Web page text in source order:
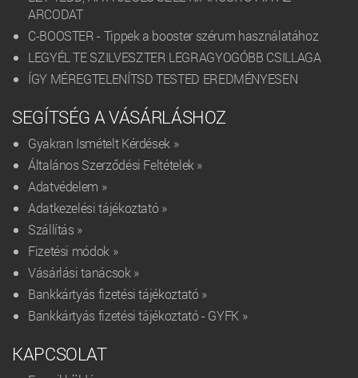
ARCODAT
C-BOOSTER - Tippek a booster szérum használatához
LEGYÉL TE SZILVESZTER LEGRAGYOGÓBB CSILLAGA
ÍGY MÉREGTELENÍTSD TESTED EREDMÉNYESEN
SEGÍTSÉG A VÁSÁRLÁSHOZ
Gyakran Ismételt Kérdések »
Általános Szerződési Feltételek »
Adatvédelem »
Adatkezelési tájékoztató »
Szállítás »
Fizetési módok »
Vásárlási tanácsok »
Bankkártyás fizetési tájékoztató »
Bankkártyás fizetési tájékoztató - GYFK »
KAPCSOLAT